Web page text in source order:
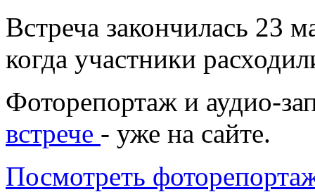
Встреча закончилась 23
когда участники
Фоторепортаж и аудио-
встрече - уже на сайте.
Посмотреть